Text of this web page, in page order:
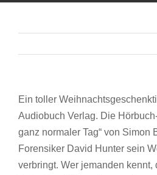
Ein toller
Audiobuch Verlag. Die
ganz normaler Tag“ von Simon
Forensiker David Hunter sein
verbringt. Wer jemanden kennt,